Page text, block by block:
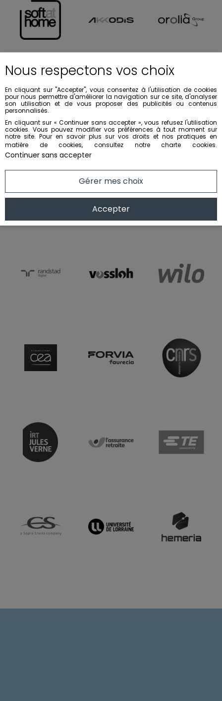
Nous respectons vos choix
En cliquant sur "Accepter", vous consentez à l'utilisation de cookies
pour nous permettre d'améliorer la navigation sur ce site, d'analyser
son utilisation et de vous proposer des publicités ou contenus
personnalisés.
En cliquant sur « Continuer sans accepter », vous refusez l'utilisation
cookies. Vous pouvez modifier vos préférences à tout moment sur
notre site. Pour en savoir plus sur vos droits et nos pratiques en
matière de cookies, consultez notrecharte cookies.
Continuer sans accepter
Gérer mes choix
Accepter